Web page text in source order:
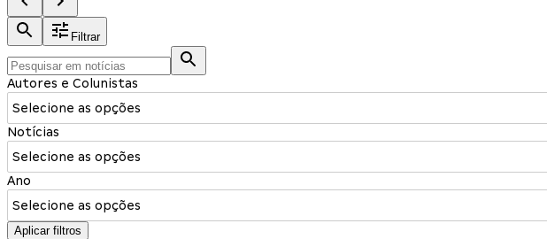
Filtrar
Autores e Colunistas
Selecione as opções
Notícias
Selecione as opções
Ano
Selecione as opções
Aplicar filtros